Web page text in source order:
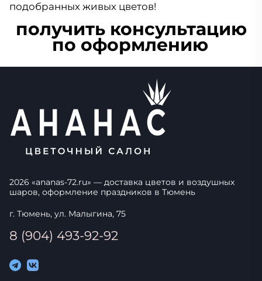
подобранных живых цветов!
получить консультацию
по оформлению
2026 «ananas-72.ru» — доставка цветов и воздушных
шаров, оформление праздников в Тюмень
г. Тюмень, ул. Малыгина, 75
8 (904) 493-92-92